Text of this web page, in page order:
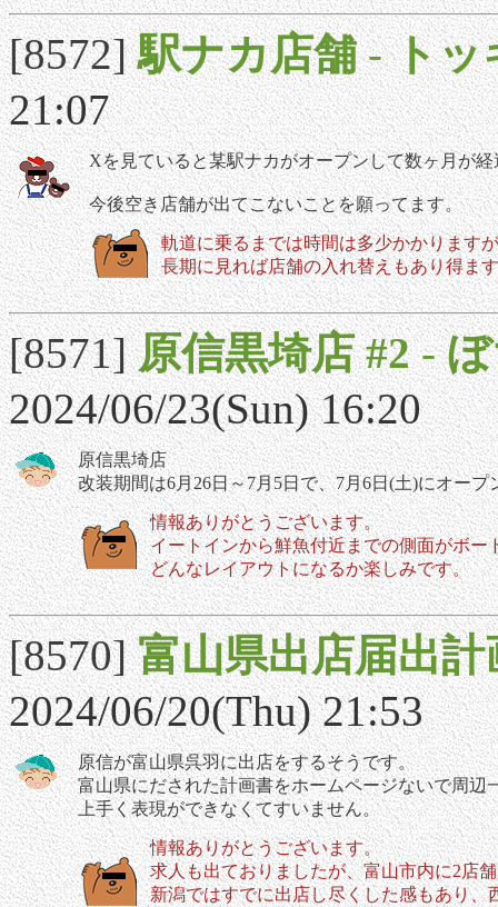
[8572]駅ナカ店舗-トッ
21:07
Xを見ていると某駅ナカがオープンして数ヶ月が
今後空き店舗が出てこないことを願ってます。
軌道に乗るまでは時間は多少かかります
長期に見れば店舗の入れ替えもあり得ま
[8571]原信黒埼店 #2-
2024/06/23(Sun) 16:20
原信黒埼店
改装期間は6月26日～7月5日で、7月6日(土)にオープ
情報ありがとうございます。
イートインから鮮魚付近までの側面がボ
どんなレイアウトになるか楽しみです。
[8570]富山県出店届出計
2024/06/20(Thu) 21:53
原信が富山県呉羽に出店をするそうです。
富山県にだされた計画書をホームページないで周
上手く表現ができなくてすいません。
情報ありがとうございます。
求人も出ておりましたが、富山市内に2店
新潟ではすでに出店し尽くした感もあり、